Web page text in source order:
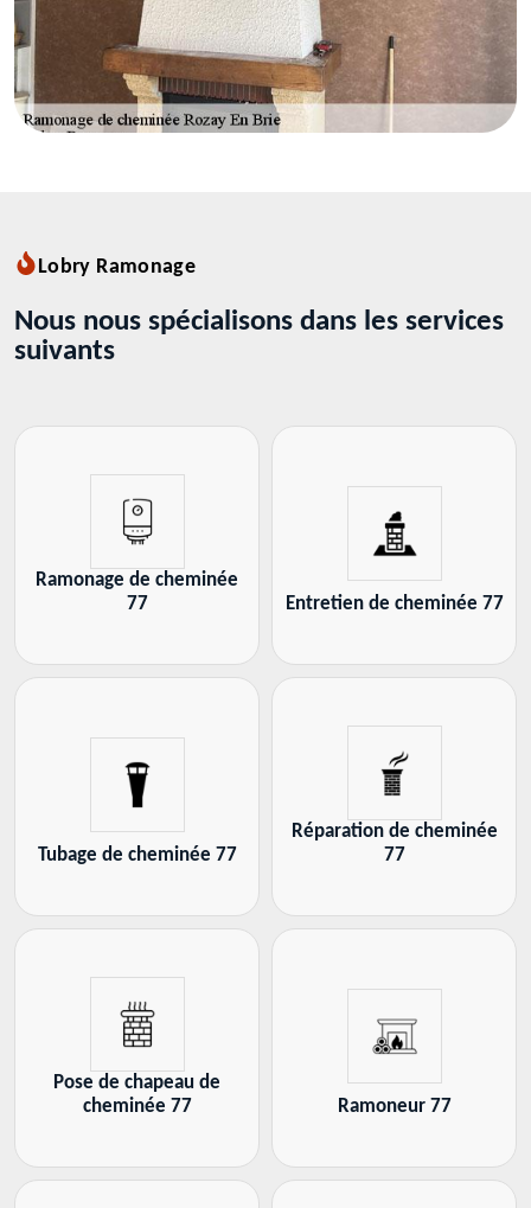
Lobry Ramonage
Nous nous spécialisons dans les services
suivants
Ramonage de cheminée
77
Entretien de cheminée 77
Tubage de cheminée 77
Réparation de cheminée
77
Pose de chapeau de
cheminée 77
Ramoneur 77